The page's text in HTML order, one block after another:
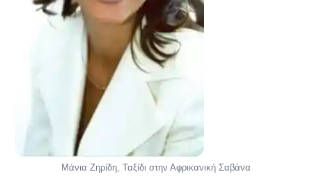
Μάνια Ζηρίδη, Ταξίδι στην Αφρικανική Σαβάνα